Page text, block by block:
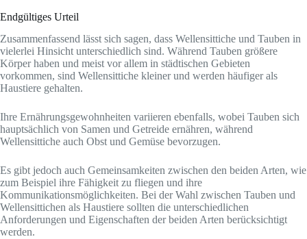
Endgültiges Urteil
Zusammenfassend lässt sich sagen, dass Wellensittiche und Tauben in
vielerlei Hinsicht unterschiedlich sind. Während Tauben größere
Körper haben und meist vor allem in städtischen Gebieten
vorkommen, sind Wellensittiche kleiner und werden häufiger als
Haustiere gehalten.
Ihre Ernährungsgewohnheiten variieren ebenfalls, wobei Tauben sich
hauptsächlich von Samen und Getreide ernähren, während
Wellensittiche auch Obst und Gemüse bevorzugen.
Es gibt jedoch auch Gemeinsamkeiten zwischen den beiden Arten, wie
zum Beispiel ihre Fähigkeit zu fliegen und ihre
Kommunikationsmöglichkeiten. Bei der Wahl zwischen Tauben und
Wellensittichen als Haustiere sollten die unterschiedlichen
Anforderungen und Eigenschaften der beiden Arten berücksichtigt
werden.